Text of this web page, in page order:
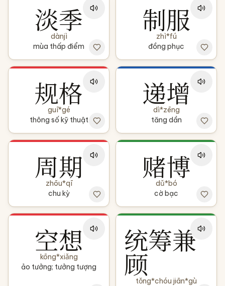
淡季
dànjì
mùa thấp điểm
制服
zhì*fú
đồng phục
规格
guī*gé
thông số kỹ thuật
递增
dì*zēng
tăng dần
周期
zhōu*qī
chu kỳ
赌博
dǔ*bó
cờ bạc
空想
kōng*xiǎng
ảo tưởng; tưởng tượng
统筹兼
顾tǒng*chóu jiān*gù